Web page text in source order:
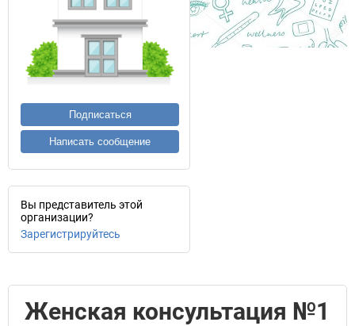
Подписаться
Написать сообщение
Вы представитель этой
организации?
Зарегистрируйтесь
Женская консультация №1